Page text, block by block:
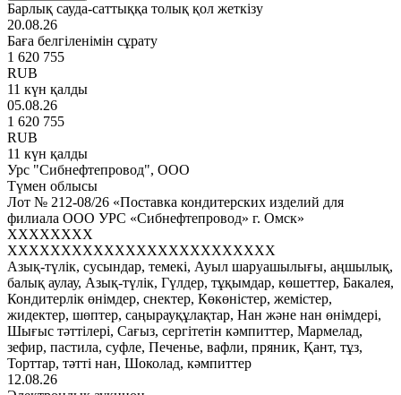
Барлық сауда-саттыққа толық қол жеткізу
20.08.26
Баға белгіленімін сұрату
1 620 755
RUB
11 күн қалды
05.08.26
1 620 755
RUB
11 күн қалды
Урс "Сибнефтепровод", ООО
Түмен облысы
Лот № 212-08/26 «Поставка кондитерских изделий для
филиала ООО УРС «Сибнефтепровод» г. Омск»
XXXXXXXX
XXXXXXXXXXXXXXXXXXXXXXXXX
Азық-түлік, сусындар, темекі, Ауыл шаруашылығы, аңшылық,
балық аулау, Азық-түлік, Гүлдер, тұқымдар, көшеттер, Бакалея,
Кондитерлік өнімдер, снектер, Көкөністер, жемістер,
жидектер, шөптер, саңырауқұлақтар, Нан және нан өнімдері,
Шығыс тәттілері, Сағыз, сергітетін кәмпиттер, Мармелад,
зефир, пастила, суфле, Печенье, вафли, пряник, Қант, тұз,
Торттар, тәтті нан, Шоколад, кәмпиттер
12.08.26